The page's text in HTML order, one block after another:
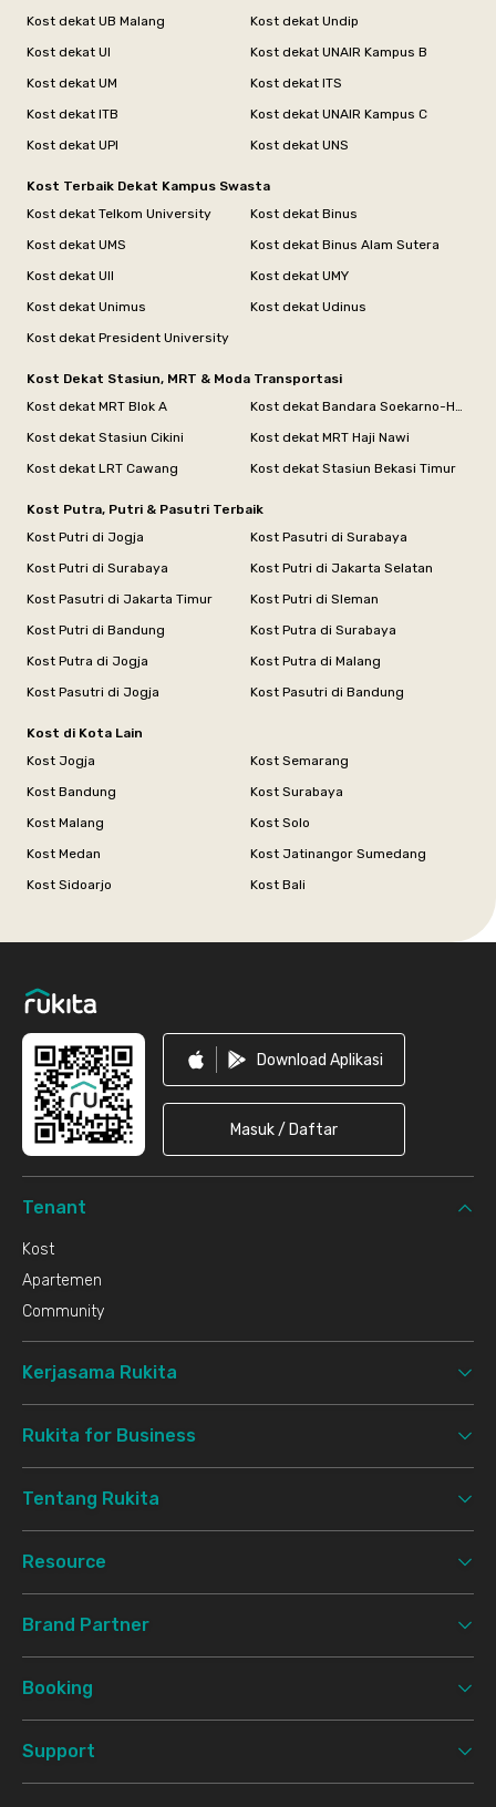
Kost dekat UB Malang
Kost dekat Undip
Kost dekat UI
Kost dekat UNAIR Kampus B
Kost dekat UM
Kost dekat ITS
Kost dekat ITB
Kost dekat UNAIR Kampus C
Kost dekat UPI
Kost dekat UNS
Kost Terbaik Dekat Kampus Swasta
Kost dekat Telkom University
Kost dekat Binus
Kost dekat UMS
Kost dekat Binus Alam Sutera
Kost dekat UII
Kost dekat UMY
Kost dekat Unimus
Kost dekat Udinus
Kost dekat President University
Kost Dekat Stasiun, MRT & Moda Transportasi
Kost dekat MRT Blok A
Kost dekat Bandara Soekarno-Hatta
Kost dekat Stasiun Cikini
Kost dekat MRT Haji Nawi
Kost dekat LRT Cawang
Kost dekat Stasiun Bekasi Timur
Kost Putra, Putri & Pasutri Terbaik
Kost Putri di Jogja
Kost Pasutri di Surabaya
Kost Putri di Surabaya
Kost Putri di Jakarta Selatan
Kost Pasutri di Jakarta Timur
Kost Putri di Sleman
Kost Putri di Bandung
Kost Putra di Surabaya
Kost Putra di Jogja
Kost Putra di Malang
Kost Pasutri di Jogja
Kost Pasutri di Bandung
Kost di Kota Lain
Kost Jogja
Kost Semarang
Kost Bandung
Kost Surabaya
Kost Malang
Kost Solo
Kost Medan
Kost Jatinangor Sumedang
Kost Sidoarjo
Kost Bali
Download Aplikasi
Masuk / Daftar
Tenant
Kost
Apartemen
Community
Kerjasama Rukita
Rukita for Business
Tentang Rukita
Resource
Brand Partner
Booking
Support